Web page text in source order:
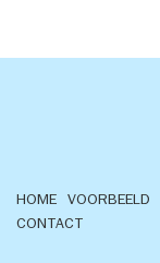
HOME VOORBEELD
CONTACT